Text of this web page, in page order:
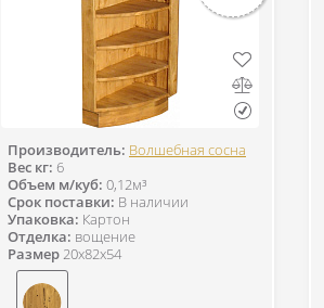
Производитель: Волшебная сосна
Вес кг: 6
Объем м/куб: 0,12м³
Срок поставки: В наличии
Упаковка: Картон
Отделка: вощение
Размер20x82x54